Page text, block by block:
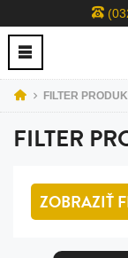
FILTER
FILTER
ZOBRAZIŤ